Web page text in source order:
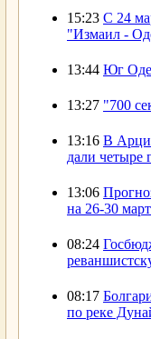
15:23 С 24
"Измаил -
13:44 Юг
13:27 "700
13:16 В
дали четыре
13:06
на 26-30
08:24
08:17
по реке